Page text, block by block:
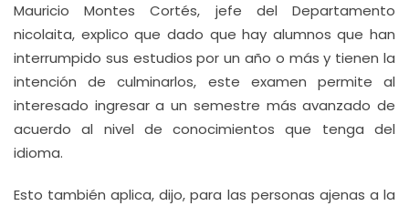
Mauricio Montes Cortés, jefe del Departamento
nicolaita, explico que dado que hay alumnos que han
interrumpido sus estudios por un año o más y tienen la
intención de culminarlos, este examen permite al
interesado ingresar a un semestre más avanzado de
acuerdo al nivel de conocimientos que tenga del
idioma.
Esto también aplica, dijo, para las personas ajenas a la